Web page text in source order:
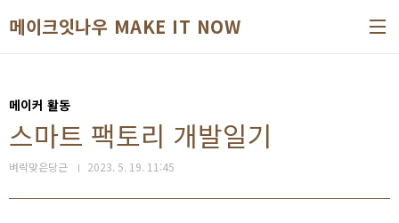
메이크잇나우 MAKE IT NOW
메이커 활동
스마트 팩토리 개발일기
벼락맞은당근 2023. 5. 19. 11:45